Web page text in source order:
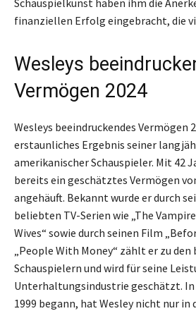
finanziellen Erfolg eingebracht, die
Wesleys
Vermögen 2024
Wesleys beeindruckendes Vermögen
erstaunliches Ergebnis seiner
amerikanischer Schauspieler. Mit 42
bereits ein geschätztes Vermögen
angehäuft. Bekannt wurde er durch
beliebten TV-Serien wie „The
Wives“ sowie durch seinen Film
„People With Money“ zählt er zu
Schauspielern und wird für seine
Unterhaltungsindustrie geschätzt. In
1999 begann, hat Wesley nicht nur in